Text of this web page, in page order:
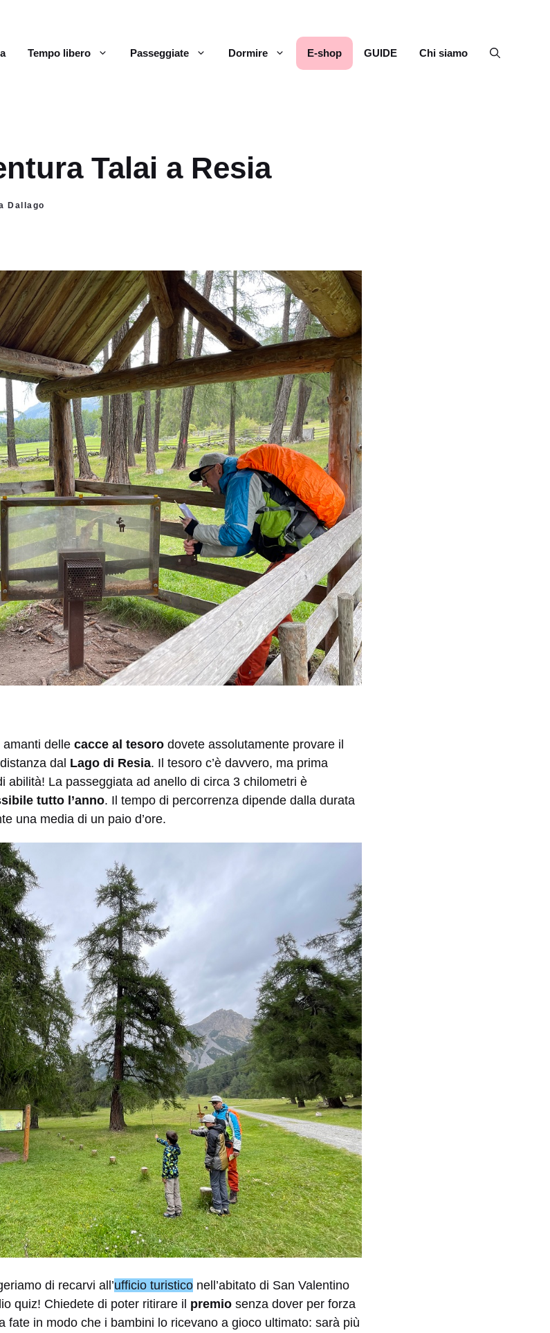
Tempo libero Passeggiate Dormire E-shop GUIDE Chi siamo
Talai a Resia
Dallago
amanti delle cacce al tesoro dovete assolutamente provare il
dal Lago di Resia. Il tesoro c’è davvero, ma prima
abilità! La passeggiata ad anello di circa 3 chilometri è
tutto l’anno. Il tempo di percorrenza dipende dalla durata
una media di un paio d’ore.
di recarvi all’ufficio turistico nell’abitato di San Valentino
quiz! Chiedete di poter ritirare il premio senza dover per forza
fate in modo che i bambini lo ricevano a gioco ultimato: sarà più